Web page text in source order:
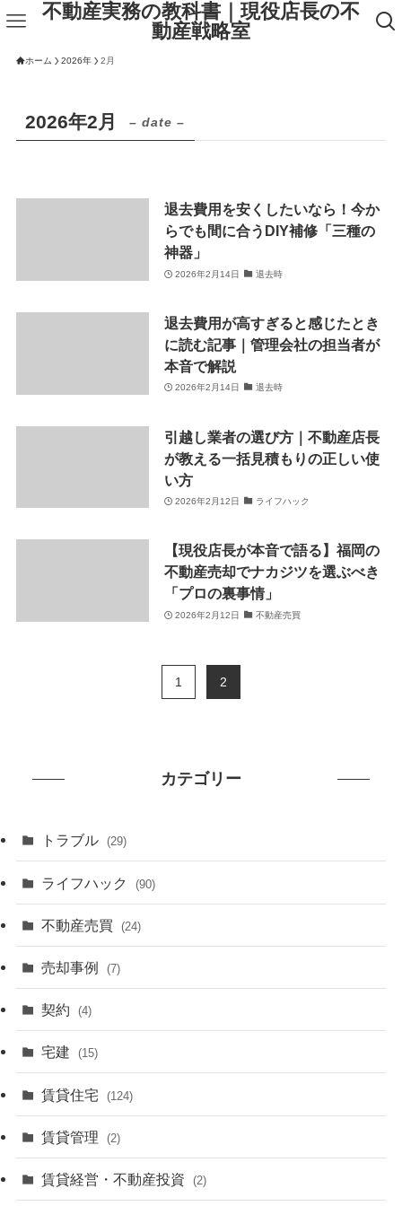
不動産実務の教科書｜現役店長の不
動産戦略室
ホーム 2026年 2月
2026年2月 – date –
退去費用を安くしたいなら！今か
らでも間に合うDIY補修「三種の
神器」
2026年2月14日 退去時
退去費用が高すぎると感じたとき
に読む記事｜管理会社の担当者が
本音で解説
2026年2月14日 退去時
引越し業者の選び方｜不動産店長
が教える一括見積もりの正しい使
い方
2026年2月12日 ライフハック
【現役店長が本音で語る】福岡の
不動産売却でナカジツを選ぶべき
「プロの裏事情」
2026年2月12日 不動産売買
1 2
カテゴリー
トラブル (29)
ライフハック (90)
不動産売買 (24)
売却事例 (7)
契約 (4)
宅建 (15)
賃貸住宅 (124)
賃貸管理 (2)
賃貸経営・不動産投資 (2)